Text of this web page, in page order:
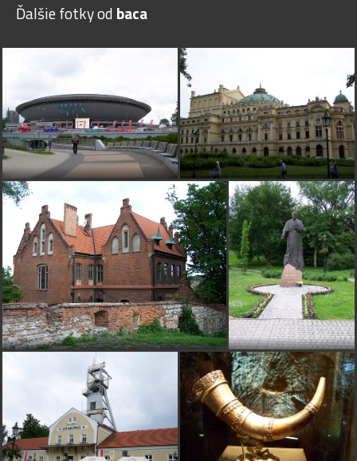
Ďalšie fotky od baca